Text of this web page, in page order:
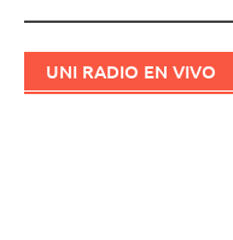
UNI RADIO EN VIVO